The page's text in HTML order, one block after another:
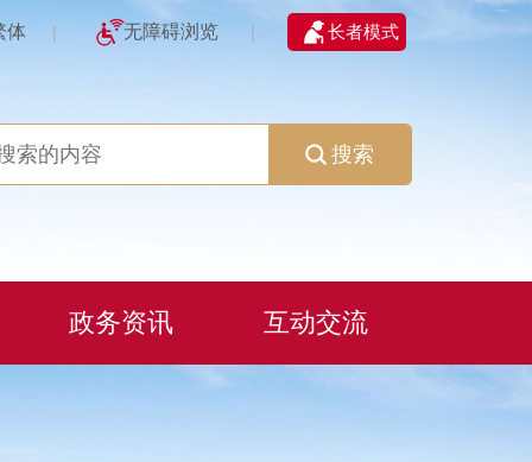
体 | 无障碍浏览 | 长者模式
搜索
政务资讯 互动交流